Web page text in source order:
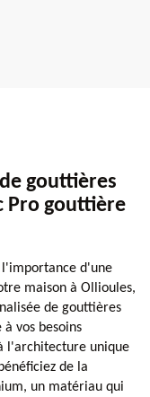
gouttières
Pro gouttière
l'importance d'une
maison à Ollioules,
de gouttières
vos besoins
l'architecture unique
de la
un matériau qui